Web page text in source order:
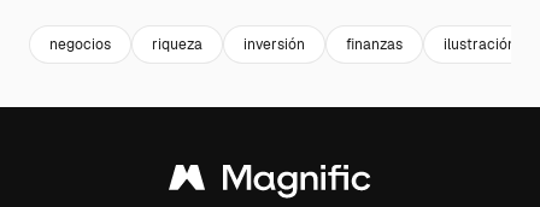
negocios riqueza inversión finanzas ilustración